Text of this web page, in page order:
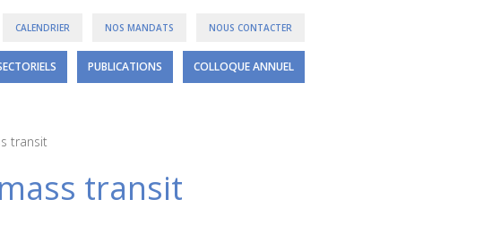
CALENDRIER NOS MANDATS NOUS CONTACTER
PUBLICATIONS COLLOQUE ANNUEL
transit
mass transit